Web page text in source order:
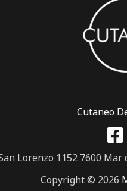
Cutaneo
Lorenzo 1152 7600
Copyright © 2026